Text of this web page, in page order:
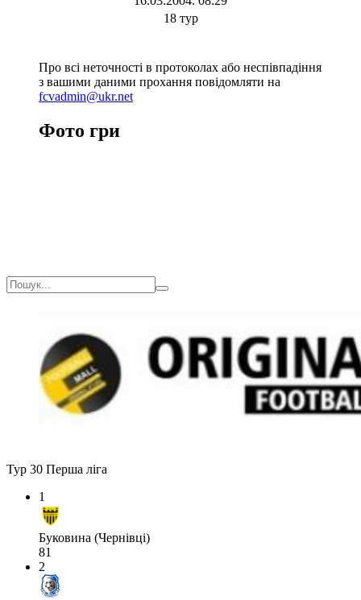
18 тур
Про всі неточності в протоколах або неспівпадіння
з вашими даними прохання повідомляти на
fcvadmin@ukr.net
Фото гри
Тур 30 Перша ліга
1
Буковина (Чернівці)
81
2